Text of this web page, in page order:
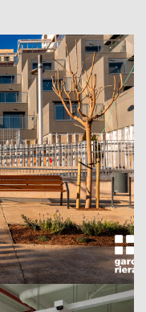
exterior de la
Tarragona